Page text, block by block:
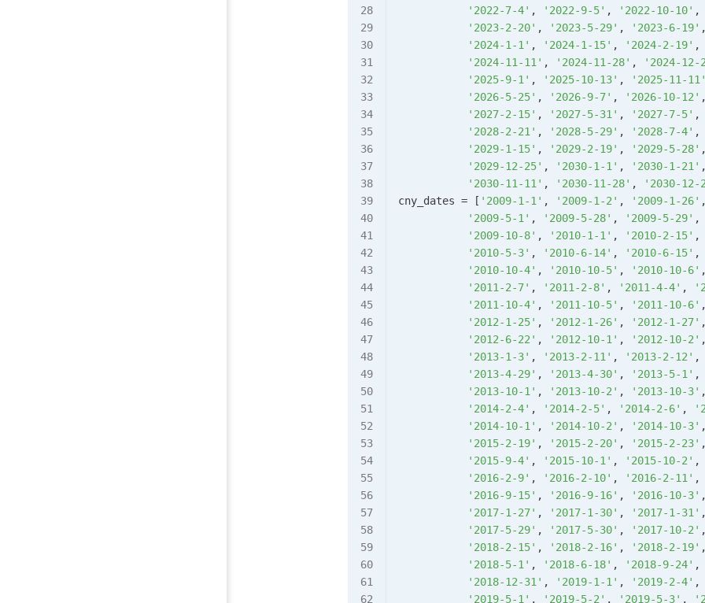
           '2022-7-4'
, '2022-9-5' , '2022-10-10'
           '2023-2-20'
, '2023-5-29' , '2023-6-19'
           '2024-1-1'
, '2024-1-15' , '2024-2-19'
           '2024-11-11'
, '2024-11-28' ,
'2024-12-
           '2025-9-1'
, '2025-10-13' ,
'2025-11-
           '2026-5-25'
, '2026-9-7' , '2026-10-12'
           '2027-2-15'
, '2027-5-31' , '2027-7-5'
           '2028-2-21'
, '2028-5-29' , '2028-7-4'
           '2029-1-15'
, '2029-2-19' , '2029-5-28'
           '2029-12-25'
, '2030-1-1' , '2030-1-21'
           '2030-11-11'
, '2030-11-28' ,
'2030-12-
cny_dates = [ '2009-1-1' , '2009-1-2' , '2009-1-26'
           '2009-5-1'
, '2009-5-28' , '2009-5-29'
           '2009-10-8'
, '2010-1-1' , '2010-2-15'
           '2010-5-3'
, '2010-6-14' , '2010-6-15'
           '2010-10-4'
, '2010-10-5' , '2010-10-6'
           '2011-2-7'
, '2011-2-8' , '2011-4-4' ,
           '2011-10-4'
, '2011-10-5' , '2011-10-6'
           '2012-1-25'
, '2012-1-26' , '2012-1-27'
           '2012-6-22'
, '2012-10-1' , '2012-10-2'
           '2013-1-3'
, '2013-2-11' , '2013-2-12'
           '2013-4-29'
, '2013-4-30' , '2013-5-1'
           '2013-10-1'
, '2013-10-2' , '2013-10-3'
           '2014-2-4'
, '2014-2-5' , '2014-2-6' ,
           '2014-10-1'
, '2014-10-2' , '2014-10-3'
           '2015-2-19'
, '2015-2-20' , '2015-2-23'
           '2015-9-4'
, '2015-10-1' , '2015-10-2'
           '2016-2-9'
, '2016-2-10' , '2016-2-11'
           '2016-9-15'
, '2016-9-16' , '2016-10-3'
           '2017-1-27'
, '2017-1-30' , '2017-1-31'
           '2017-5-29'
, '2017-5-30' , '2017-10-2'
           '2018-2-15'
, '2018-2-16' , '2018-2-19'
           '2018-5-1'
, '2018-6-18' , '2018-9-24'
           '2018-12-31'
, '2019-1-1' , '2019-2-4'
           '2019-5-1'
, '2019-5-2' , '2019-5-3' ,